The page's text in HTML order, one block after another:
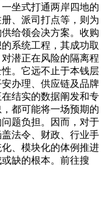
坐式打通两岸四地的
、派司打点等，则为
给领会决方案。收购
系统工程，其成功取
潜正在风险的隔离程
。它远不止于本钱层
办理、供应链及品牌
结实的数据阐发和专
都可能将一场预期的
题负担。因而，对于
法令、财政、行业手
、模块化的体例推进
缺的根本。前往搜